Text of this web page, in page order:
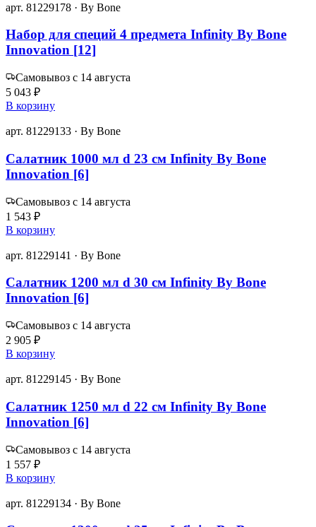
арт. 81229178 · By Bone
Набор для специй 4 предмета Infinity By Bone
Innovation [12]
Самовывоз с 14 августа
5 043 ₽
В корзину
арт. 81229133 · By Bone
Салатник 1000 мл d 23 см Infinity By Bone
Innovation [6]
Самовывоз с 14 августа
1 543 ₽
В корзину
арт. 81229141 · By Bone
Салатник 1200 мл d 30 см Infinity By Bone
Innovation [6]
Самовывоз с 14 августа
2 905 ₽
В корзину
арт. 81229145 · By Bone
Салатник 1250 мл d 22 см Infinity By Bone
Innovation [6]
Самовывоз с 14 августа
1 557 ₽
В корзину
арт. 81229134 · By Bone